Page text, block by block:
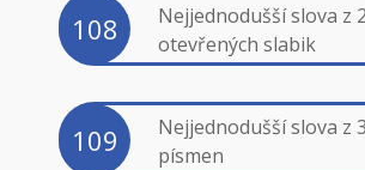
108
Nejjednodušší slova z 2
otevřených slabik
109
Nejjednodušší slova z 3
písmen